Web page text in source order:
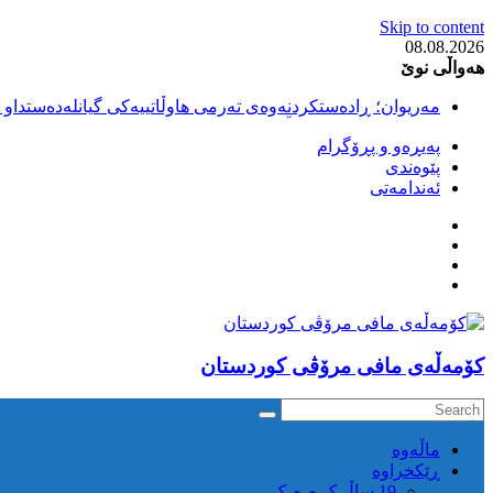
Skip to content
08.08.2026
هەواڵی نوێ
مەریوان؛ ڕادەستکردنەوەی تەرمی هاوڵاتییەکی
سەقز؛ دەسبەسەری دوو گەنج لەلایەن هێزە ئەمنییەکانی
کوژرانی هاوڵاتییەکی خەڵکی سەردەشت لە کاتی کۆڵبەری لە
مەریوان و ڕوانسەر؛ کوژرانی دوو هاوڵاتی لە کاتی
پەیڕەو و پڕۆگرام
پێوەندی
ئەندامەتی
كۆمه‌ڵه‌ی مافی مرۆڤی کوردستان
ماڵه‌وه‌
ڕێکخراوە